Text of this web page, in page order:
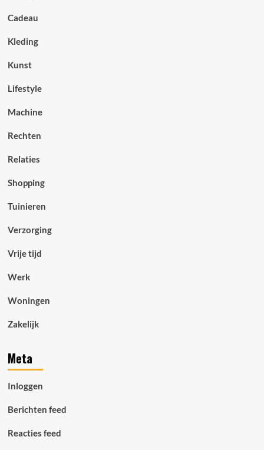
Cadeau
Kleding
Kunst
Lifestyle
Machine
Rechten
Relaties
Shopping
Tuinieren
Verzorging
Vrije tijd
Werk
Woningen
Zakelijk
Meta
Inloggen
Berichten feed
Reacties feed